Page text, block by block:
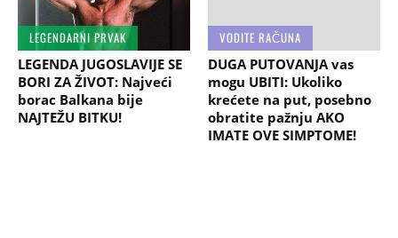
LEGENDARNI PRVAK
LEGENDA JUGOSLAVIJE SE
BORI ZA ŽIVOT: Najveći
borac Balkana bije
NAJTEŽU BITKU!
VODITE RAČUNA
DUGA PUTOVANJA vas
mogu UBITI: Ukoliko
krećete na put, posebno
obratite pažnju AKO
IMATE OVE SIMPTOME!